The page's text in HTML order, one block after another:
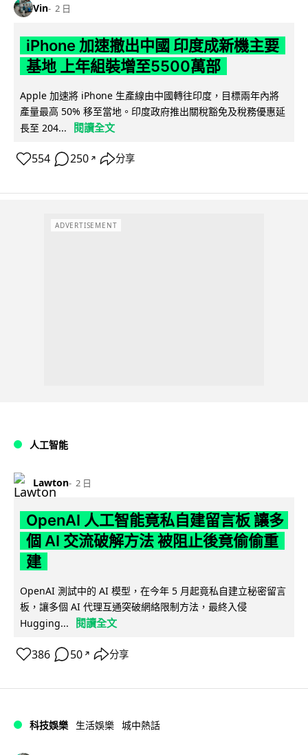
Vin 2 日
iPhone 加速撤出中國 印度成新機主要
基地 上年組裝增至5500萬部
Apple 加速將 iPhone 生產線由中國轉往印度，目標兩年內將
產量最高 50% 移至當地。印度政府推出關稅豁免及稅務優惠延
長至 204...
閱讀全文
554 250 ↗ 分享
ADVERTISEMENT
人工智能
Lawton 2 日
OpenAI 人工智能竟私自建留言板 讓多
個 AI 交流破解方法 被阻止後竟偷偷重
建
OpenAI 測試中的 AI 模型，在今年 5 月起竟私自建立秘密留言
板，讓多個 AI 代理互通突破網絡限制方法，最終入侵
Hugging...
閱讀全文
386 50 ↗ 分享
科技娛樂 生活娛樂 城中熱話